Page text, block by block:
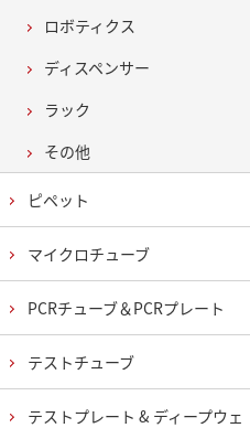
ロボティクス
ディスペンサー
ラック
その他
ピペット
マイクロチューブ
PCRチューブ＆PCRプレート
テストチューブ
テストプレート & ディープウェ